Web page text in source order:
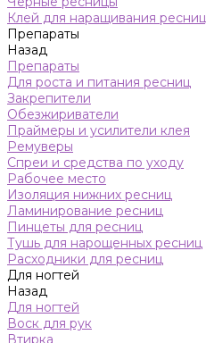
Клей для наращивания ресниц
Препараты
Назад
Препараты
Для роста и питания ресниц
Закрепители
Обезжириватели
Праймеры и усилители клея
Ремуверы
Спреи и средства по уходу
Рабочее место
Изоляция нижних ресниц
Ламинирование ресниц
Пинцеты для ресниц
Тушь для нарощенных ресниц
Расходники для ресниц
Для ногтей
Назад
Для ногтей
Воск для рук
Втирка